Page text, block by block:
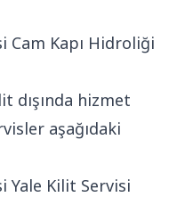
Cam Kapı Hidroliği
dışında hizmet
aşağıdaki
Yale Kilit Servisi